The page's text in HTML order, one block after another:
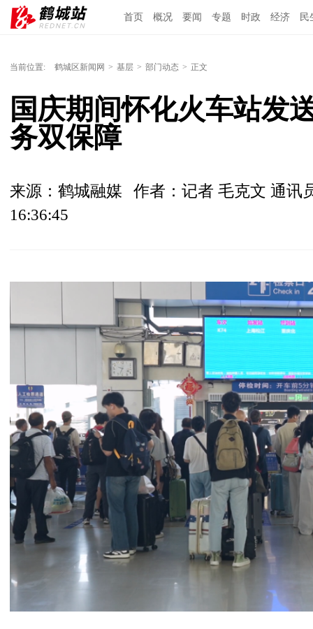
首页 概况 要闻 专题 时政 经济 民
当前位置: 鹤城区新闻网 > 基层 > 部门动态 > 正文
国庆期间怀化火车站发
务双保障
来源：鹤城融媒
作者：记者 毛克文 通讯
16:36:45